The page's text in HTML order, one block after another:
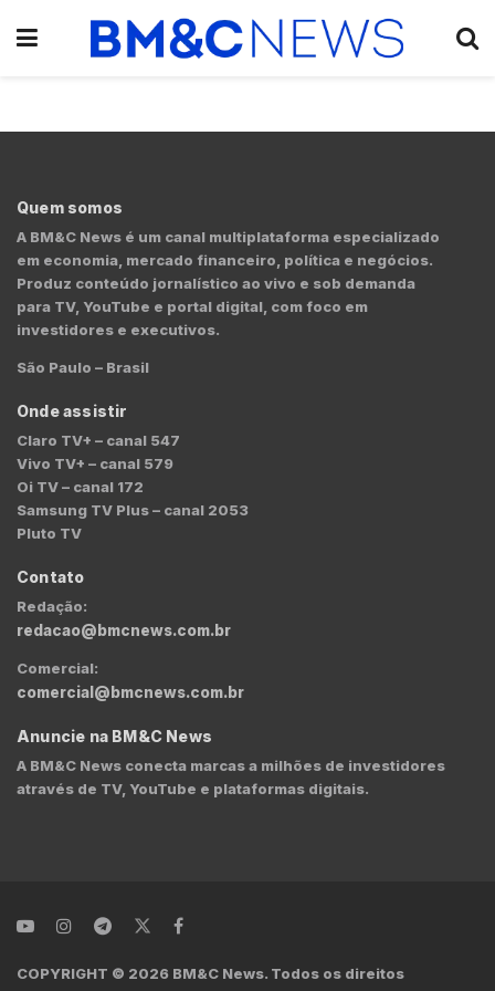
Quem somos
A BM&C News é um canal multiplataforma especializado
em economia, mercado financeiro, política e negócios.
Produz conteúdo jornalístico ao vivo e sob demanda
para TV, YouTube e portal digital, com foco em
investidores e executivos.
São Paulo – Brasil
Onde assistir
Claro TV+ – canal 547
Vivo TV+ – canal 579
Oi TV – canal 172
Samsung TV Plus – canal 2053
Pluto TV
Contato
Redação:
redacao@bmcnews.com.br
Comercial:
comercial@bmcnews.com.br
Anuncie na BM&C News
A BM&C News conecta marcas a milhões de investidores
através de TV, YouTube e plataformas digitais.
COPYRIGHT © 2026 BM&C News. Todos os direitos